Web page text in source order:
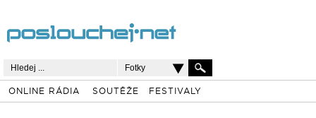
Fotky
ONLINE RÁDIA SOUTĚŽE FESTIVALY